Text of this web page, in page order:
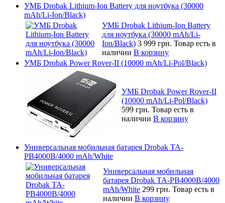
УМБ Drobak Lithium-Ion Battery для ноутбука (30000
mAh/Li-Ion/Black)
УМБ Drobak Lithium-Ion Battery
для ноутбука (30000 mAh/Li-
Ion/Black) 3 999 грн. Товар есть в
наличии В корзину
УМБ Drobak Power Rover-II (10000 mAh/Li-Pol/Black)
УМБ Drobak Power Rover-II
(10000 mAh/Li-Pol/Black)
599 грн. Товар есть в
наличии В корзину
Универсальная мобильная батарея Drobak TA-
PB4000B/4000 mAh/White
Универсальная мобильная
батарея Drobak TA-PB4000B/4000
mAh/White 299 грн. Товар есть в
наличии В корзину